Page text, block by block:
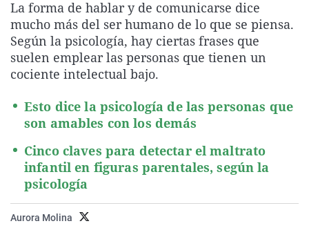
La rosa de los vientos
Gente viajera
Como el perro y el
Caso
Retornados
Equipo de
Extremadura
Galicia
La Rioja
País Vasco
Virales
Televisión
Elecciones
La forma de hablar y de comunicarse dice
mucho más del ser humano de lo que se piensa.
Según la psicología, hay ciertas frases que
suelen emplear las personas que tienen un
cociente intelectual bajo.
Esto dice la psicología de las personas que
son amables con los demás
Cinco claves para detectar el maltrato
infantil en figuras parentales, según la
psicología
Aurora Molina